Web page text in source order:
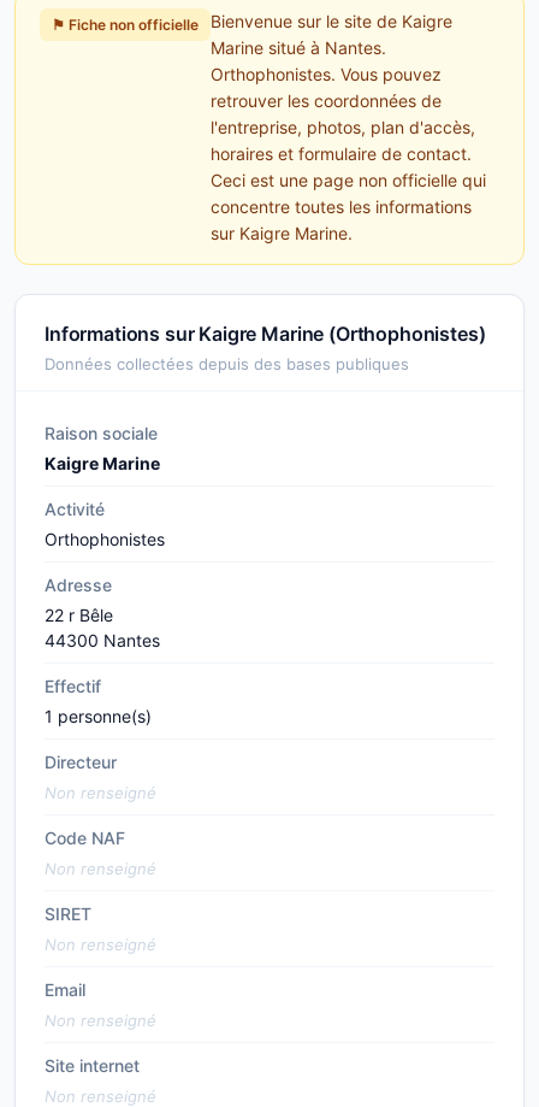
⚑ Fiche non officielle
Bienvenue sur le site de Kaigre
Marine situé à Nantes.
Orthophonistes. Vous pouvez
retrouver les coordonnées de
l'entreprise, photos, plan d'accès,
horaires et formulaire de contact.
Ceci est une page non officielle qui
concentre toutes les informations
sur Kaigre Marine.
Informations sur Kaigre Marine (Orthophonistes)
Données collectées depuis des bases publiques
Raison sociale
Kaigre Marine
Activité
Orthophonistes
Adresse
22 r Bêle
44300 Nantes
Effectif
1 personne(s)
Directeur
Non renseigné
Code NAF
Non renseigné
SIRET
Non renseigné
Email
Non renseigné
Site internet
Non renseigné